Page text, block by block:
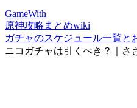
GameWith
原神攻略まとめwiki
ガチャのスケジュール一覧と
ニコガチャは引くべき？｜さ